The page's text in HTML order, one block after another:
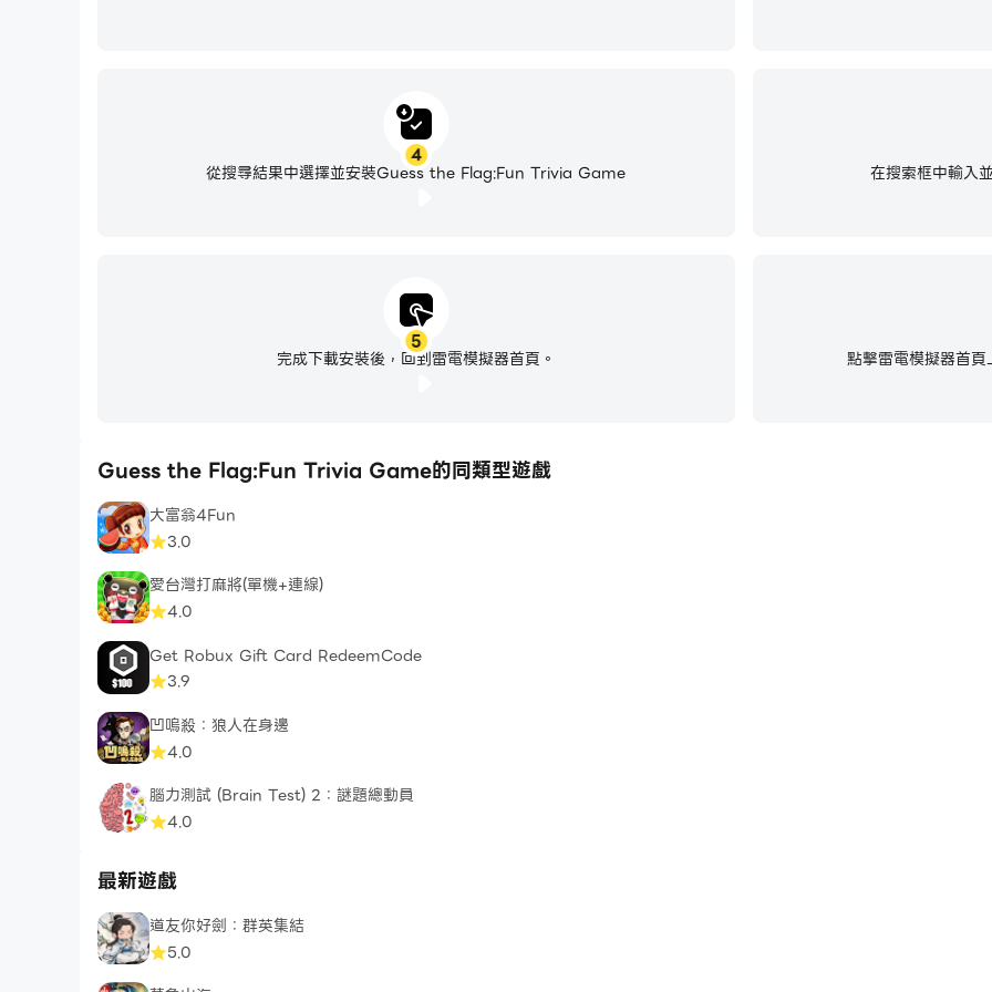
在搜索框中輸
4
從搜尋結果中選擇並安裝Guess the Flag:Fun Trivia Game
5
完成下載安裝後，回到雷電模擬器首頁。 點擊雷電模擬器首
Guess the Flag:Fun Trivia Game的同類型遊戲
大富翁4Fun
3.0
愛台灣打麻將(單機+連線)
4.0
Get Robux Gift Card RedeemCode
3.9
凹嗚殺：狼人在身邊
4.0
腦力測試 (Brain Test) 2：謎題總動員
4.0
最新遊戲
道友你好劍：群英集結
5.0